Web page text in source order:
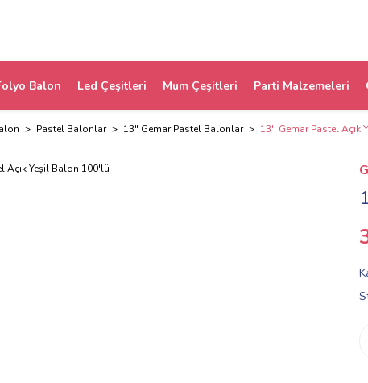
Balon Led Çeşitleri Mum Çeşitleri Parti Malzemeleri
Pastel Balonlar 13" Gemar Pastel Balonlar 13'' Gemar Pastel Açık